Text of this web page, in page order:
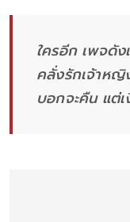
ใครอีก เพจดัง
คลั่งรักเจ้าหญิ
บอกจะคืน แต่